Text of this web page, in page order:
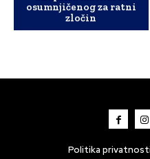
osumnjičenog za ratni
zločin
Politika privatnosti